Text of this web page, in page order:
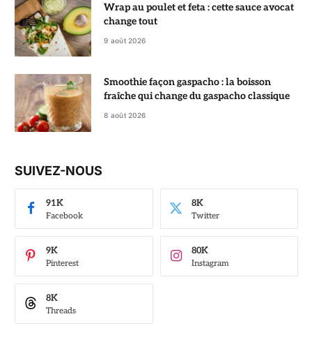
Wrap au poulet et feta : cette sauce avocat
change tout
9 août 2026
Smoothie façon gaspacho : la boisson
fraîche qui change du gaspacho classique
8 août 2026
SUIVEZ-NOUS
Facebook
91K
Twitter
8K
Pinterest
9K
Instagram
80K
Threads
8K